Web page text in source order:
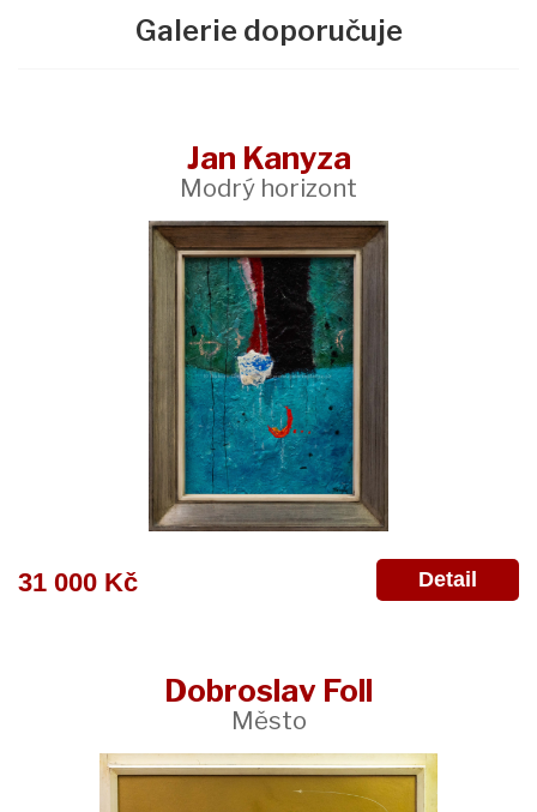
Galerie doporučuje
Jan Kanyza
Modrý horizont
31 000 Kč Detail
Dobroslav Foll
Město